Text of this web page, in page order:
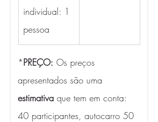
individual: 1
pessoa
*PREÇO: Os preços
apresentados são uma
estimativa que tem em conta:
40 participantes, autocarro 50